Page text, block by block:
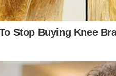
Stop Buying Knee